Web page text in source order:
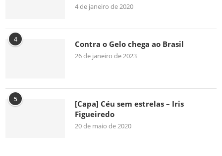
4 de janeiro de 2020
4 Contra o Gelo chega ao Brasil
26 de janeiro de 2023
5
[Capa] Céu sem estrelas – Iris
Figueiredo
20 de maio de 2020